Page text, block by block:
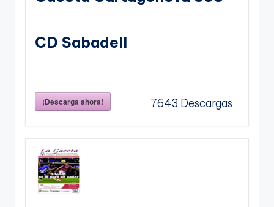
CD Sabadell
¡Descarga ahora! 7643 Descargas